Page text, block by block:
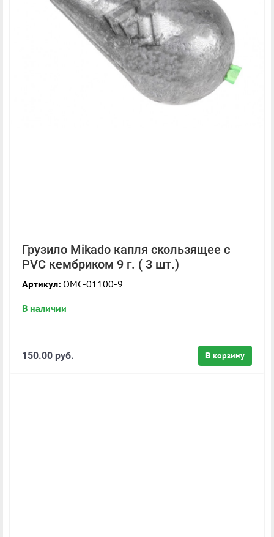
Грузило Mikado капля скользящее с
PVC кембриком 9 г. ( 3 шт.)
Артикул: OMC-01100-9
В наличии
В корзину
150.00 руб.